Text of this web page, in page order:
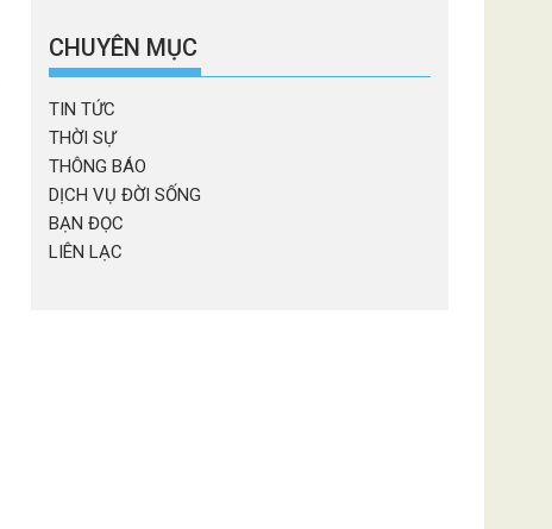
mục
CHUYÊN MỤC
TIN TỨC
THỜI SỰ
THÔNG BÁO
DỊCH VỤ ĐỜI SỐNG
BẠN ĐỌC
LIÊN LẠC